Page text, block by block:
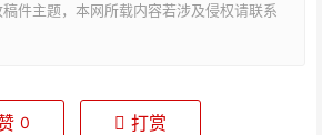
件主题，本网所载内容若涉及侵权请联系
0 打赏